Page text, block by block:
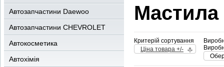
Автозапчастини Daewoo
Автозапчастини CHEVROLET
Автокосметика
Автохімія
Мастила
Критерій сортування
Ціна товара +/-